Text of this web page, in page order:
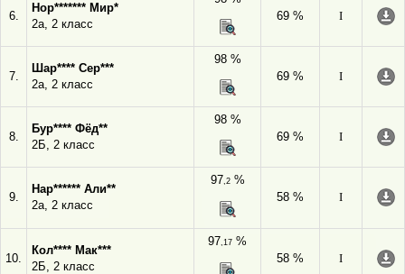
6.
Нор******* Мир*
2а, 2 класс
69 %
I
7.
Шар**** Сер***
2а, 2 класс
98 %
69 %
I
8.
Бур**** Фёд**
2Б, 2 класс
98 %
69 %
I
9.
Нар****** Али**
2а, 2 класс
97,2%
58 %
I
10.
Кол**** Мак***
2Б, 2 класс
97,17 %
58 %
I